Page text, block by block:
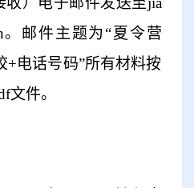
。邮件主题为“夏令营
+电话号码”所有材料按
文件。